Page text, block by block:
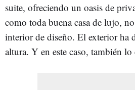
suite, ofreciendo un oasis de
como toda buena casa de lujo,
interior de diseño. El exterior ha
altura. Y en este caso, también lo